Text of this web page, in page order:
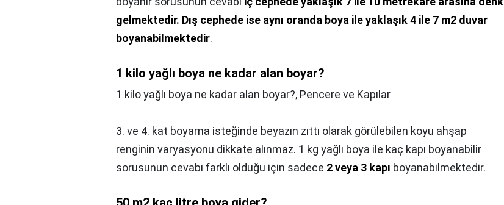
gelmektedir. Dış cephede ise aynı oranda boya ile yaklaşık 4 ile 7 m2 duvar
boyanabilmektedir.
1 kilo yağlı boya ne kadar alan boyar?
1 kilo yağlı boya ne kadar alan boyar?, Pencere ve Kapılar
3. ve 4. kat boyama isteğinde beyazın zıttı olarak görülebilen koyu ahşap
renginin varyasyonu dikkate alınmaz. 1 kg yağlı boya ile kaç kapı boyanabilir
sorusunun cevabı farklı olduğu için sadece 2 veya 3 kapı boyanabilmektedir.